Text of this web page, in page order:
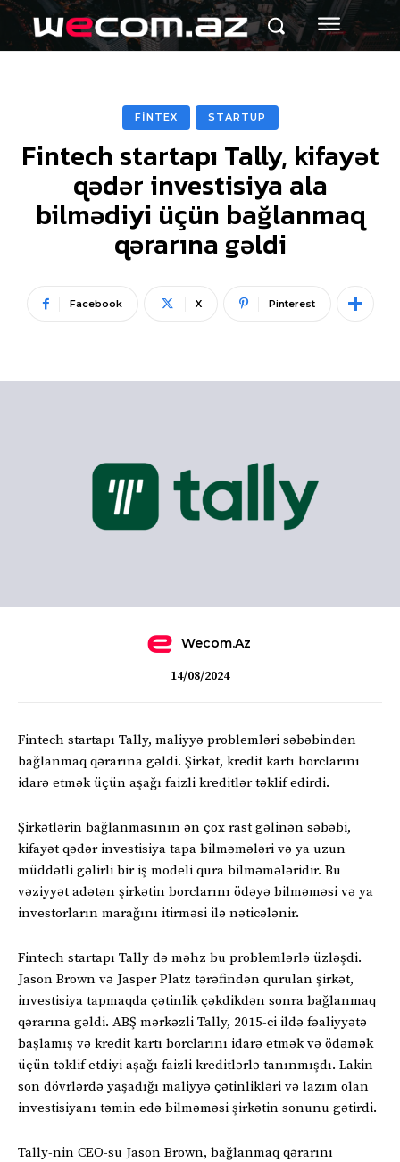
FİNTEX STARTUP
Fintech startapı Tally, kifayət
qədər investisiya ala
bilmədiyi üçün bağlanmaq
qərarına gəldi
Facebook X Pinterest
Wecom.az
14/08/2024
Fintech startapı Tally, maliyyə problemləri səbəbindən
bağlanmaq qərarına gəldi. Şirkət, kredit kartı borclarını
idarə etmək üçün aşağı faizli kreditlər təklif edirdi.
Şirkətlərin bağlanmasının ən çox rast gəlinən səbəbi,
kifayət qədər investisiya tapa bilməmələri və ya uzun
müddətli gəlirli bir iş modeli qura bilməmələridir. Bu
vəziyyət adətən şirkətin borclarını ödəyə bilməməsi və ya
investorların marağını itirməsi ilə nəticələnir.
Fintech startapı Tally də məhz bu problemlərlə üzləşdi.
Jason Brown və Jasper Platz tərəfindən qurulan şirkət,
investisiya tapmaqda çətinlik çəkdikdən sonra bağlanmaq
qərarına gəldi. ABŞ mərkəzli Tally, 2015-ci ildə fəaliyyətə
başlamış və kredit kartı borclarını idarə etmək və ödəmək
üçün təklif etdiyi aşağı faizli kreditlərlə tanınmışdı. Lakin
son dövrlərdə yaşadığı maliyyə çətinlikləri və lazım olan
investisiyanı təmin edə bilməməsi şirkətin sonunu gətirdi.
Tally-nin CEO-su Jason Brown, bağlanmaq qərarını